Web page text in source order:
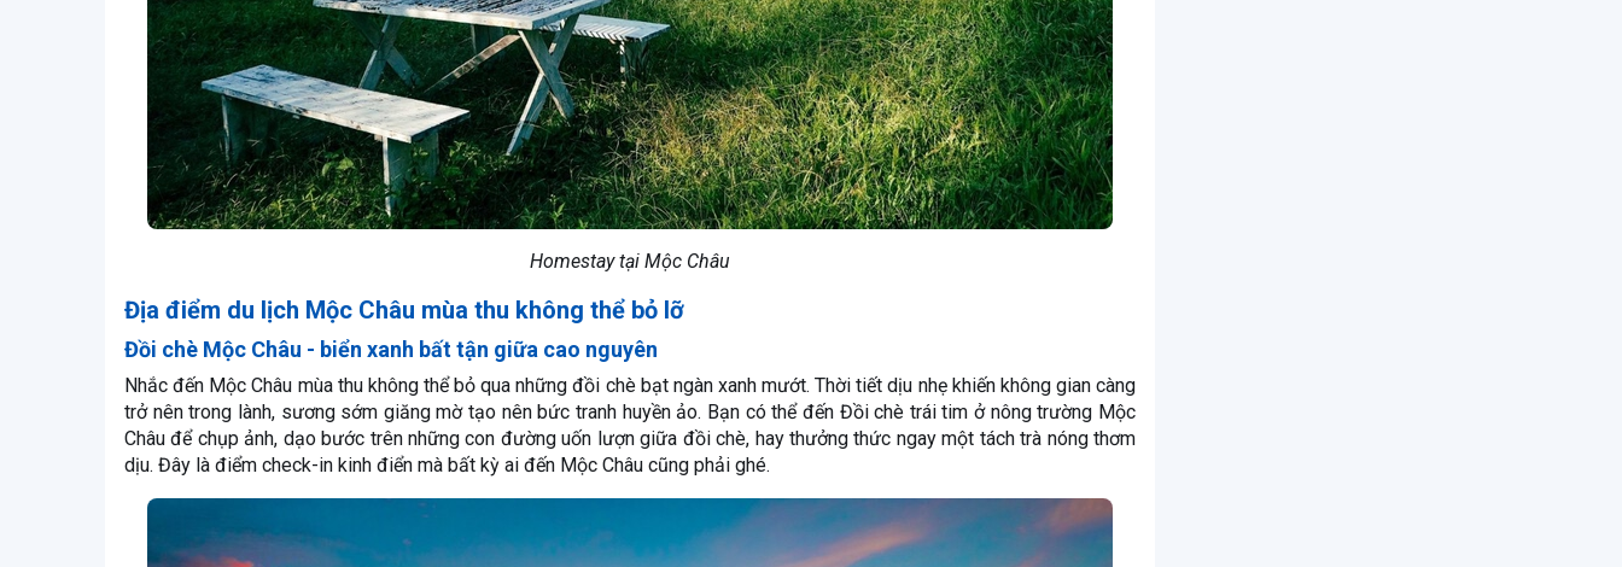
Homestay tại Mộc Châu
Địa điểm du lịch Mộc Châu mùa thu không thể bỏ lỡ
Đồi chè Mộc Châu - biển xanh bất tận giữa cao nguyên
Nhắc đến Mộc Châu mùa thu không thể bỏ qua những đồi chè bạt ngàn xanh mướt. Thời tiết dịu nhẹ khiến không gian càng
trở nên trong lành, sương sớm giăng mờ tạo nên bức tranh huyền ảo. Bạn có thể đến Đồi chè trái tim ở nông trường Mộc
Châu để chụp ảnh, dạo bước trên những con đường uốn lượn giữa đồi chè, hay thưởng thức ngay một tách trà nóng thơm
dịu. Đây là điểm check-in kinh điển mà bất kỳ ai đến Mộc Châu cũng phải ghé.